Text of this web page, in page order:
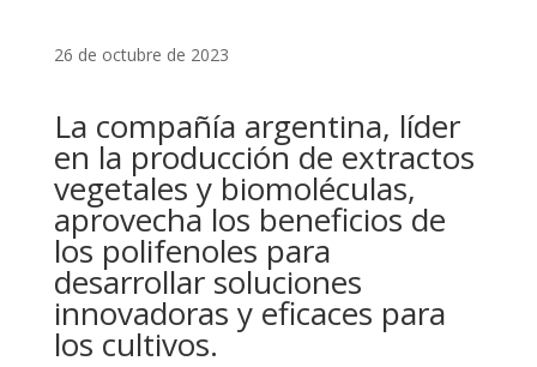
26 de octubre de 2023
La compañía argentina, líder
en la producción de extractos
vegetales y biomoléculas,
aprovecha los beneficios de
los polifenoles para
desarrollar soluciones
innovadoras y eficaces para
los cultivos.